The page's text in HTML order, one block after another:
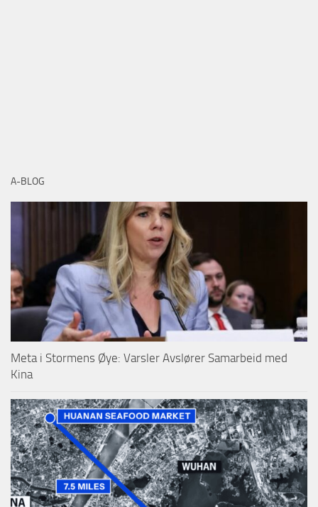
A-BLOG
Meta i Stormens Øye: Varsler Avslører Samarbeid med
Kina